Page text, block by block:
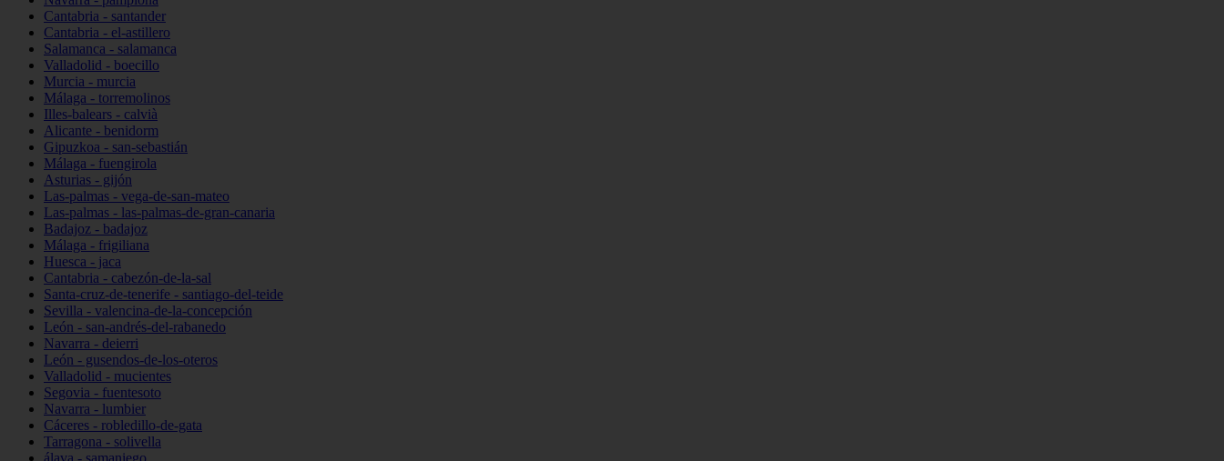
Cantabria - santander
Cantabria - el-astillero
Salamanca - salamanca
Valladolid - boecillo
Murcia - murcia
Málaga - torremolinos
Illes-balears - calvià
Alicante - benidorm
Gipuzkoa - san-sebastián
Málaga - fuengirola
Asturias - gijón
Las-palmas - vega-de-san-mateo
Las-palmas - las-palmas-de-gran-canaria
Badajoz - badajoz
Málaga - frigiliana
Huesca - jaca
Cantabria - cabezón-de-la-sal
Santa-cruz-de-tenerife - santiago-del-teide
Sevilla - valencina-de-la-concepción
León - san-andrés-del-rabanedo
Navarra - deierri
León - gusendos-de-los-oteros
Valladolid - mucientes
Segovia - fuentesoto
Navarra - lumbier
Cáceres - robledillo-de-gata
Tarragona - solivella
álava - samaniego